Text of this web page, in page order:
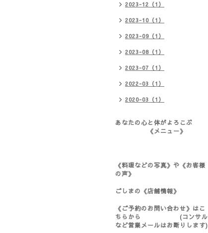
2023-12（1）
2023-10（1）
2023-09（1）
2023-08（1）
2023-07（1）
2022-03（1）
2020-03（1）
あなたの心と体がよろこぶ
《メニュー》
《料理などの写真》や《お客様
の声》
ごしまの《店舗情報》
《ご予約のお問い合わせ》はこ
ちらから (コンサル
など営業メールはお断りします)